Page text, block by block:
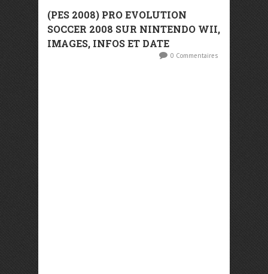
(PES 2008) PRO EVOLUTION
SOCCER 2008 SUR NINTENDO WII,
IMAGES, INFOS ET DATE
0 Commentaires